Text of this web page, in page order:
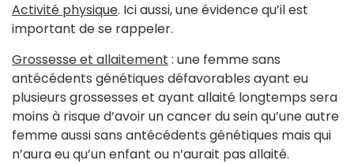
Activité physique. Ici aussi, une évidence qu’il est
important de se rappeler.
Grossesse et allaitement : une femme sans
antécédents génétiques défavorables ayant eu
plusieurs grossesses et ayant allaité longtemps sera
moins à risque d’avoir un cancer du sein qu’une autre
femme aussi sans antécédents génétiques mais qui
n’aura eu qu’un enfant ou n’aurait pas allaité.